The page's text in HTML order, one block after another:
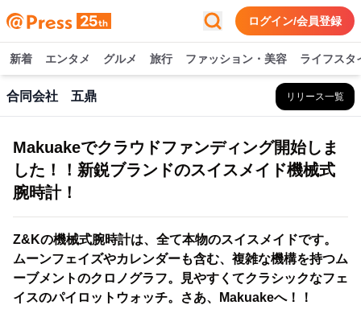
ログイン/会員登録
新着 エンタメ グルメ 旅行 ファッション・美容 ライフスタ
合同会社 五鼎 リリース一覧
Makuakeでクラウドファンディング開始しま
した！！新鋭ブランドのスイスメイド機械式
腕時計！
Z&Kの機械式腕時計は、全て本物のスイスメイドです。
ムーンフェイズやカレンダーも含む、複雑な機構を持つム
ーブメントのクロノグラフ。見やすくてクラシックなフェ
イスのパイロットウォッチ。さあ、Makuakeへ！！